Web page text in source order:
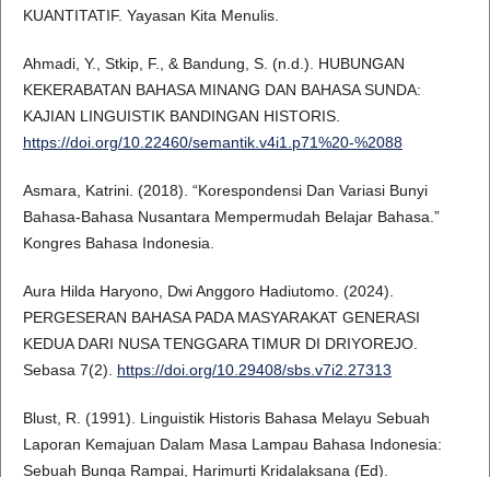
KUANTITATIF. Yayasan Kita Menulis.
Ahmadi, Y., Stkip, F., & Bandung, S. (n.d.). HUBUNGAN
KEKERABATAN BAHASA MINANG DAN BAHASA SUNDA:
KAJIAN LINGUISTIK BANDINGAN HISTORIS.
https://doi.org/10.22460/semantik.v4i1.p71%20-%2088
Asmara, Katrini. (2018). “Korespondensi Dan Variasi Bunyi
Bahasa-Bahasa Nusantara Mempermudah Belajar Bahasa.”
Kongres Bahasa Indonesia.
Aura Hilda Haryono, Dwi Anggoro Hadiutomo. (2024).
PERGESERAN BAHASA PADA MASYARAKAT GENERASI
KEDUA DARI NUSA TENGGARA TIMUR DI DRIYOREJO.
Sebasa 7(2). https://doi.org/10.29408/sbs.v7i2.27313
Blust, R. (1991). Linguistik Historis Bahasa Melayu Sebuah
Laporan Kemajuan Dalam Masa Lampau Bahasa Indonesia:
Sebuah Bunga Rampai, Harimurti Kridalaksana (Ed).